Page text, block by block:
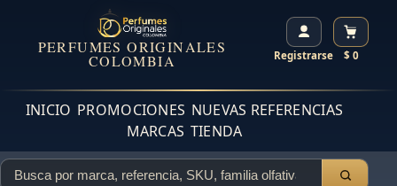
PERFUMES ORIGINALES
COLOMBIA Registrarse $ 0
INICIO PROMOCIONES NUEVAS REFERENCIAS
MARCAS TIENDA